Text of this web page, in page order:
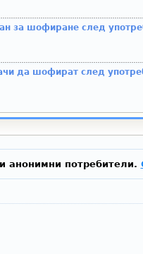
за шофиране след
да шофират след
анонимни потребители.